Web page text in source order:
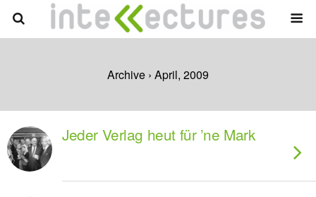
Archive › April, 2009
Jeder Verlag heut für ’ne Mark